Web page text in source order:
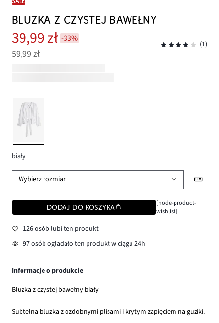
BLUZKA Z CZYSTEJ BAWEŁNY
39,99 zł -33%
59,99 zł
(1)
biały
Wybierz rozmiar
DODAJ DO KOSZYKA
[node-product-
wishlist]
126 osób lubi ten produkt
97 osób oglądało ten produkt w ciągu 24h
Informacje o produkcie
Bluzka z czystej bawełny biały
Subtelna bluzka z ozdobnymi plisami i krytym zapięciem na guziki.